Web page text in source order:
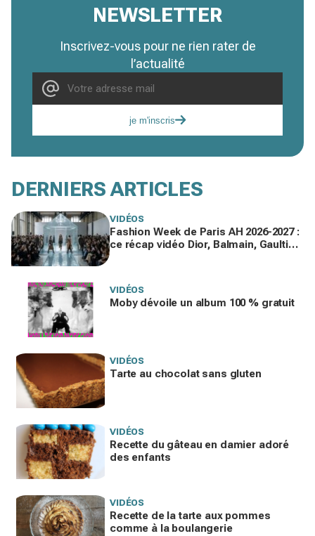
NEWSLETTER
Inscrivez-vous pour ne rien rater de
l’actualité
je m'inscris
DERNIERS ARTICLES
VIDÉOS
Fashion Week de Paris AH 2026-2027 :
ce récap vidéo Dior, Balmain, Gaultier
VIDÉOS
Moby dévoile un album 100 % gratuit
VIDÉOS
Tarte au chocolat sans gluten
VIDÉOS
Recette du gâteau en damier adoré
des enfants
VIDÉOS
Recette de la tarte aux pommes
comme à la boulangerie